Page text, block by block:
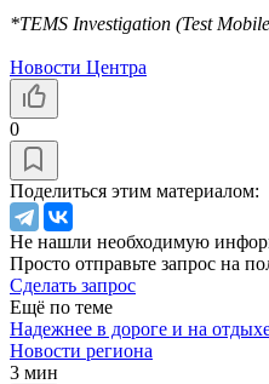
*TEMS Investigation (Test
Новости Центра
0
Поделиться этим материалом:
Не нашли необходимую
Просто отправьте запрос на
Сделать запрос
Ещё по теме
Надежнее в дороге и на
Новости региона
3 мин